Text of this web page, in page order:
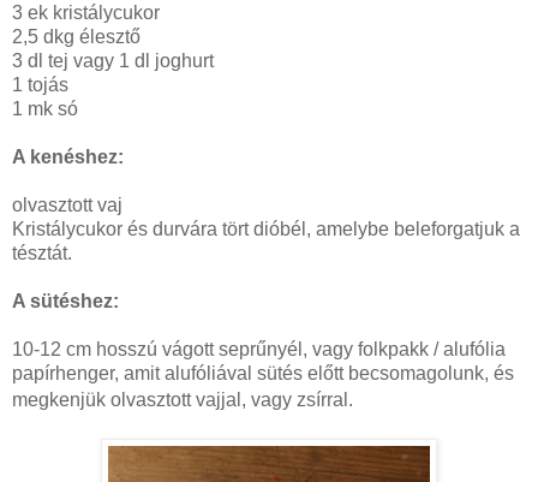
3 ek kristálycukor
2,5 dkg élesztő
3 dl tej vagy 1 dl joghurt
1 tojás
1 mk só
A kenéshez:
olvasztott vaj
Kristálycukor és durvára tört dióbél, amelybe beleforgatjuk a
tésztát.
A sütéshez:
10-12 cm hosszú vágott seprűnyél, vagy folkpakk / alufólia
papírhenger, amit alufóliával sütés előtt becsomagolunk, és
megkenjük olvasztott vajjal, vagy zsírral.